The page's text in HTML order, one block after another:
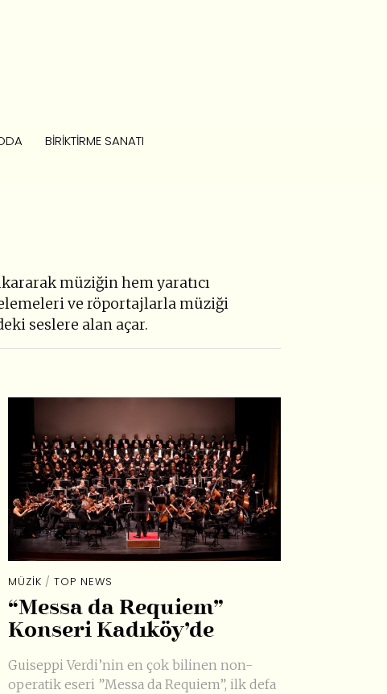
BIRIKTIRME SANATI
müziğin hem yaratıcı
ve röportajlarla müziği
seslere alan açar.
MÜZIK / TOP NEWS
“Messa da Requiem”
Konseri Kadıköy’de
Guiseppi Verdi’nin en çok bilinen non-
operatik eseri ”Messa da Requiem”, ilk defa